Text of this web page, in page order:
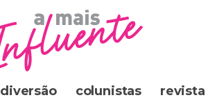
diversão colunistas revista